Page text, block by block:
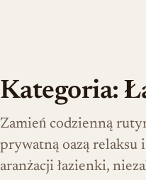
Kategoria:
Zamień codzienną
prywatną oazą relaksu
aranżacji łazienki,